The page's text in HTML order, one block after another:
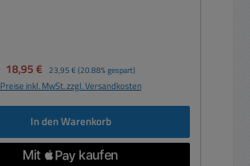
Verkaufspreis:
18,95 € Regulärer Preis:
23,95 € (20.88% gespart)
Preise inkl. MwSt. zzgl. Versandkosten
In den Warenkorb